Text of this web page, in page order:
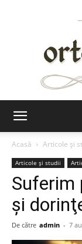
Acasă
Articole şi
Articole şi studii
Suferim
şi
De către admin - 7